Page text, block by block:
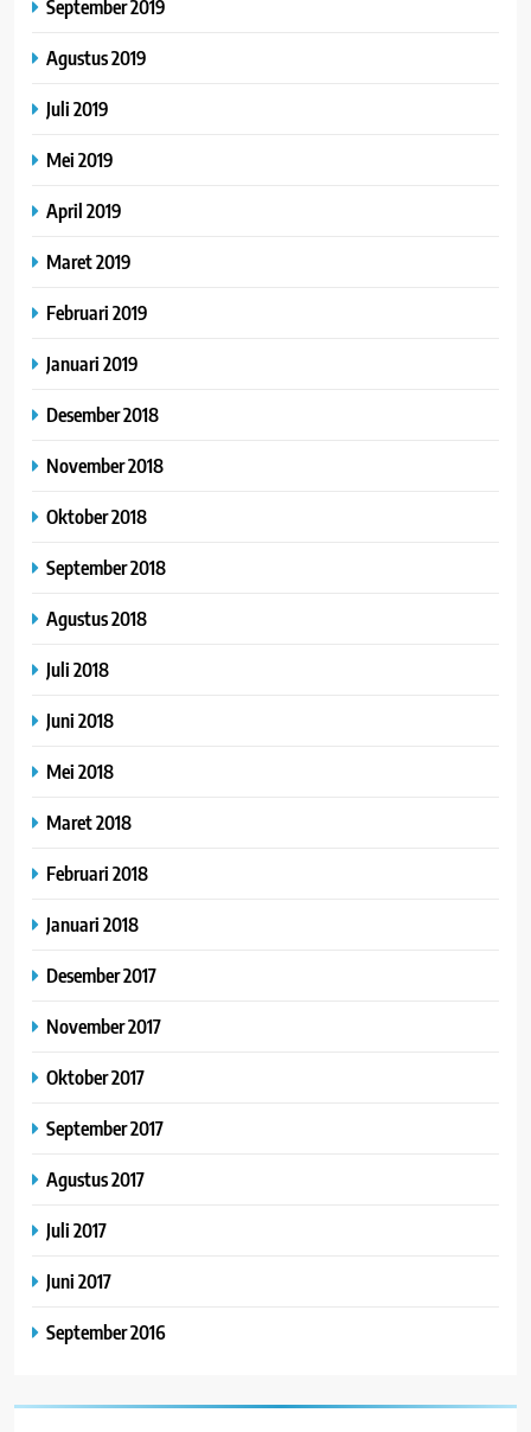
September 2019
Agustus 2019
Juli 2019
Mei 2019
April 2019
Maret 2019
Februari 2019
Januari 2019
Desember 2018
November 2018
Oktober 2018
September 2018
Agustus 2018
Juli 2018
Juni 2018
Mei 2018
Maret 2018
Februari 2018
Januari 2018
Desember 2017
November 2017
Oktober 2017
September 2017
Agustus 2017
Juli 2017
Juni 2017
September 2016